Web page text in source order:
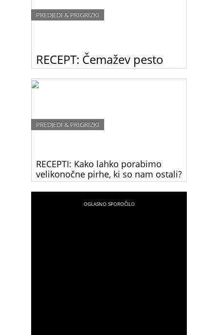
RECEPT: Čemažev pesto
PREDJEDI & PRIGRIZKI
recept za čemažev pesto.
RECEPTI: Kako lahko porabimo
velikonočne pirhe, ki so nam ostali?
PREDJEDI & PRIGRIZKI